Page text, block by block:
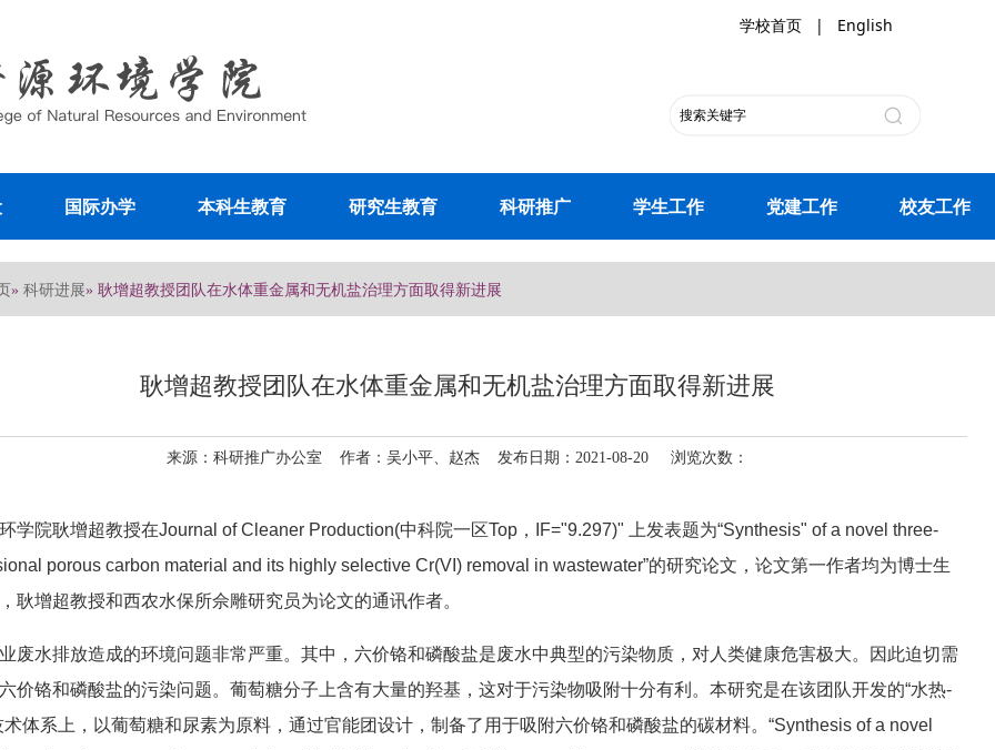
学校首页 | English
国际办学 本科生教育 研究生教育 科研推广 学生工作 党建工作 校友工作
» 科研进展» 耿增超教授团队在水体重金属和无机盐治理方面取得新进展
耿增超教授团队在水体重金属和无机盐治理方面取得新进展
来源：科研推广办公室 作者：吴小平、赵杰 发布日期：2021-08-20 浏览次数：
学院耿增超教授在Journal of Cleaner Production(中科院一区Top，IF="9.297)" 上发表题为“Synthesis" of a novel three-
porous carbon material and its highly selective Cr(VI) removal in wastewater”的研究论文，论文第一作者均为博士生
耿增超教授和西农水保所佘雕研究员为论文的通讯作者。
废水排放造成的环境问题非常严重。其中，六价铬和磷酸盐是废水中典型的污染物质，对人类健康危害极大。因此迫切需
价铬和磷酸盐的污染问题。葡萄糖分子上含有大量的羟基，这对于污染物吸附十分有利。本研究是在该团队开发的“水热-
术体系上，以葡萄糖和尿素为原料，通过官能团设计，制备了用于吸附六价铬和磷酸盐的碳材料。“Synthesis of a novel